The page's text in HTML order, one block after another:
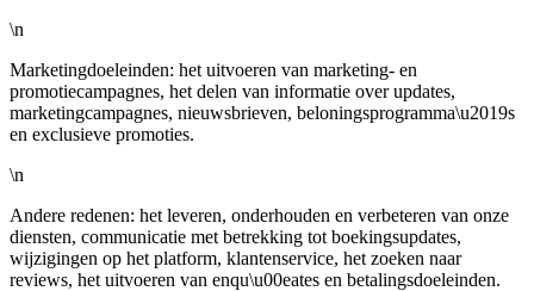
\n
Marketingdoeleinden: het uitvoeren van marketing- en
promotiecampagnes, het delen van informatie over updates,
marketingcampagnes, nieuwsbrieven, beloningsprogramma\u2019s
en exclusieve promoties.
\n
Andere redenen: het leveren, onderhouden en verbeteren van onze
diensten, communicatie met betrekking tot boekingsupdates,
wijzigingen op het platform, klantenservice, het zoeken naar
reviews, het uitvoeren van enqu\u00eates en betalingsdoeleinden.